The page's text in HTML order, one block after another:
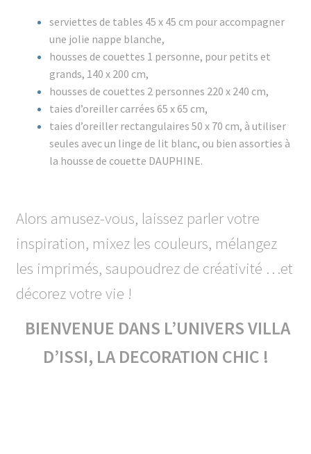
serviettes de tables 45 x 45 cm pour accompagner
une jolie nappe blanche,
housses de couettes 1 personne, pour petits et
grands, 140 x 200 cm,
housses de couettes 2 personnes 220 x 240 cm,
taies d’oreiller carrées 65 x 65 cm,
taies d’oreiller rectangulaires 50 x 70 cm, à utiliser
seules avec un linge de lit blanc, ou bien assorties à
la housse de couette DAUPHINE.
Alors amusez-vous, laissez parler votre
inspiration, mixez les couleurs, mélangez
les imprimés, saupoudrez de créativité …et
décorez votre vie !
BIENVENUE DANS L’UNIVERS VILLA
D’ISSI, LA DECORATION CHIC !